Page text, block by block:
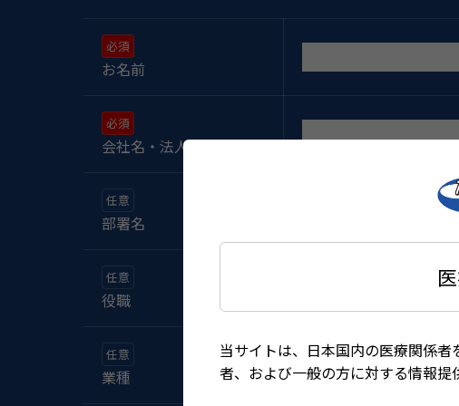
当サイトは、日本国内の医療関係
者、および一般の方に対する情報提
お名前
会社名・法人名・病院名
部署名
役職
業種